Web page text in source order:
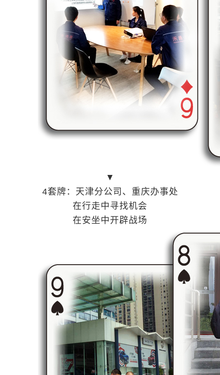
▼
4套牌：天津分公司、重庆办事处
在行走中寻找机会
在安坐中开辟战场